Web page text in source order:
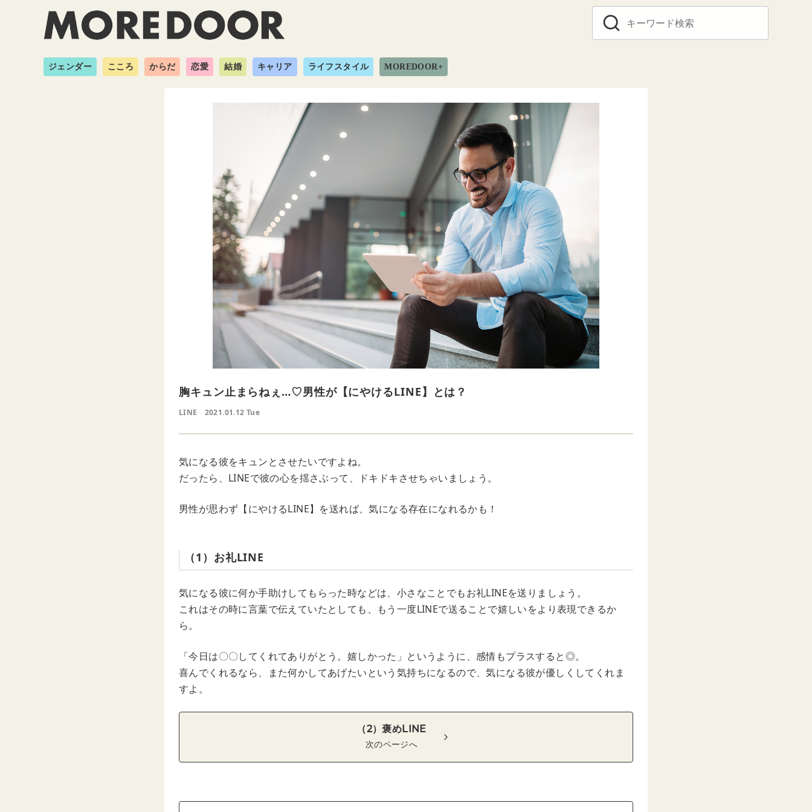
ジェンダー こころ からだ 恋愛 結婚 キャリア ライフスタイル MOREDOOR+
胸キュン止まらねぇ…♡男性が【にやけるLINE】とは？
LINE 2021.01.12 Tue
気になる彼をキュンとさせたいですよね。
だったら、LINEで彼の心を揺さぶって、ドキドキさせちゃいましょう。
男性が思わず【にやけるLINE】を送れば、気になる存在になれるかも！
（1）お礼LINE
気になる彼に何か手助けしてもらった時などは、小さなことでもお礼LINEを送りましょう。
これはその時に言葉で伝えていたとしても、もう一度LINEで送ることで嬉しいをより表現できるか
ら。
「今日は〇〇してくれてありがとう。嬉しかった」というように、感情もプラスすると◎。
喜んでくれるなら、また何かしてあげたいという気持ちになるので、気になる彼が優しくしてくれま
すよ。
（2）褒めLINE
次のページへ